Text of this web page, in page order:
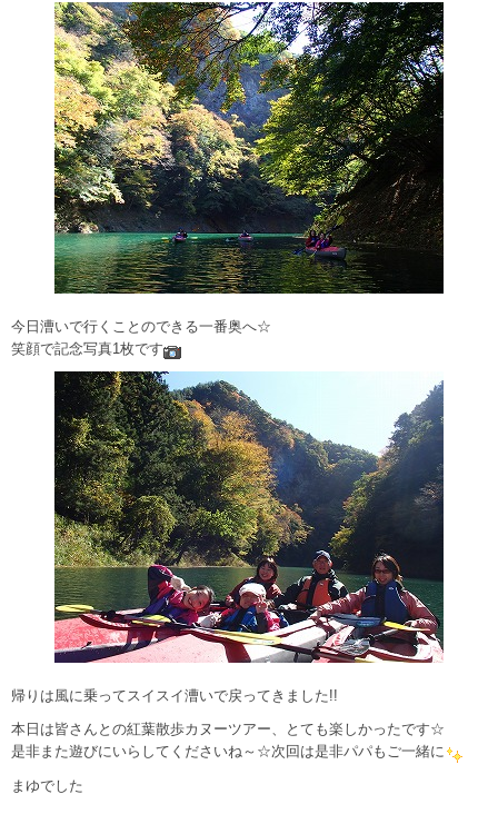
今日漕いで行くことのできる一番奥へ☆
笑顔で記念写真1枚です
帰りは風に乗ってスイスイ漕いで戻ってきました!!
本日は皆さんとの紅葉散歩カヌーツアー、とても楽しかったです☆
是非また遊びにいらしてくださいね～☆次回は是非パパもご一緒に
まゆでした